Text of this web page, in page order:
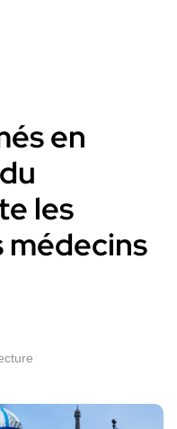
en
les
médecins